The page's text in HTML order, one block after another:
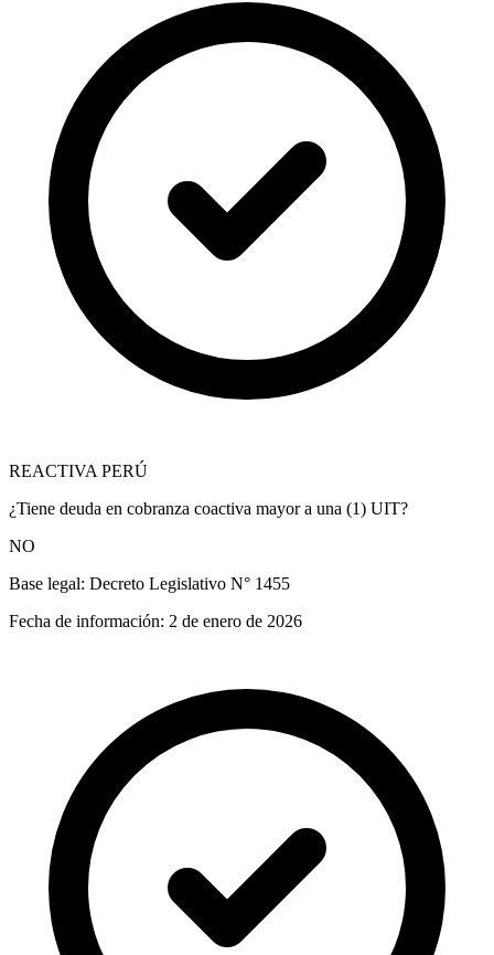
REACTIVA PERÚ
¿Tiene deuda en cobranza coactiva mayor a una (1) UIT?
NO
Base legal: Decreto Legislativo N° 1455
Fecha de información: 2 de enero de 2026